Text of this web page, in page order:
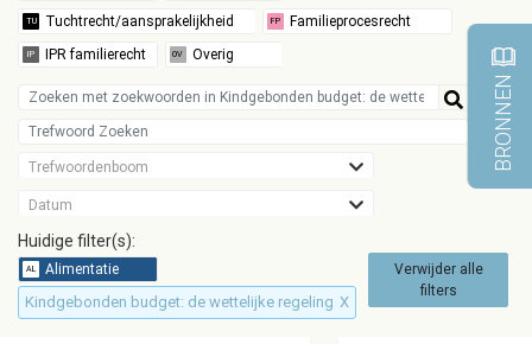
Trefwoordenboom
Datum
Huidige filter(s):
Kindgebonden budget: de wettelijke regeling X
Verwijder alle
filters
BRONNEN